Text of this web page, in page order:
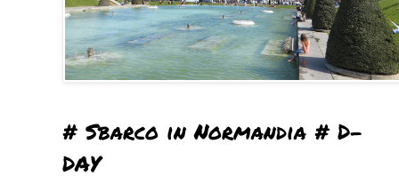
# Sbarco in Normandia # D-
DAY